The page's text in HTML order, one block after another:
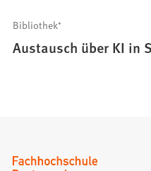
Bibliothek⁺
Austausch über KI in